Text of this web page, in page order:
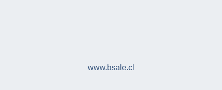
www.bsale.cl